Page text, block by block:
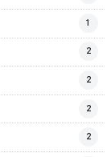
1
2
2
2
2